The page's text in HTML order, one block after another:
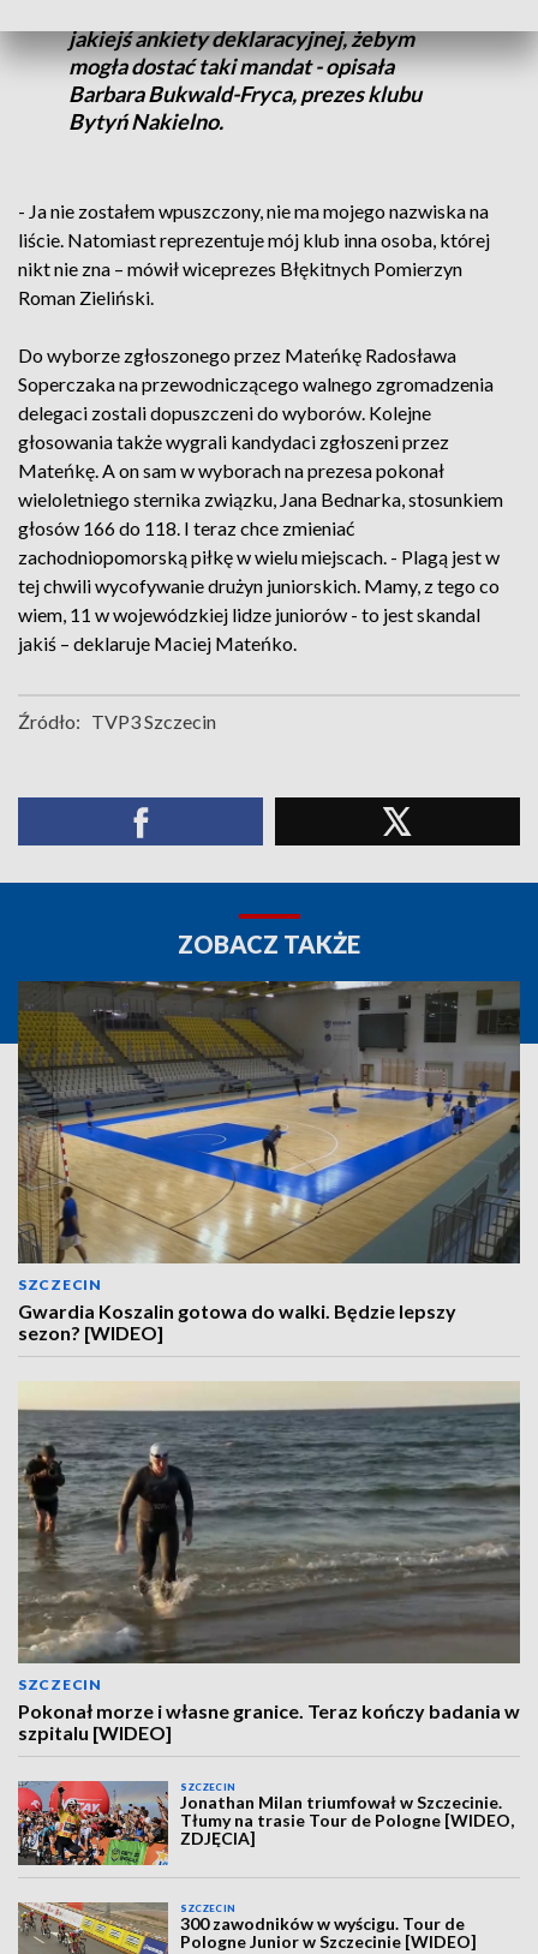
jakiejś ankiety deklaracyjnej, żebym
mogła dostać taki mandat - opisała
Barbara Bukwald-Fryca, prezes klubu
Bytyń Nakielno.
- Ja nie zostałem wpuszczony, nie ma mojego nazwiska na
liście. Natomiast reprezentuje mój klub inna osoba, której
nikt nie zna – mówił wiceprezes Błękitnych Pomierzyn
Roman Zieliński.
Do wyborze zgłoszonego przez Mateńkę Radosława
Soperczaka na przewodniczącego walnego zgromadzenia
delegaci zostali dopuszczeni do wyborów. Kolejne
głosowania także wygrali kandydaci zgłoszeni przez
Mateńkę. A on sam w wyborach na prezesa pokonał
wieloletniego sternika związku, Jana Bednarka, stosunkiem
głosów 166 do 118. I teraz chce zmieniać
zachodniopomorską piłkę w wielu miejscach. - Plagą jest w
tej chwili wycofywanie drużyn juniorskich. Mamy, z tego co
wiem, 11 w wojewódzkiej lidze juniorów - to jest skandal
jakiś – deklaruje Maciej Mateńko.
Źródło: TVP3 Szczecin
ZOBACZ TAKŻE
SZCZECIN
Gwardia Koszalin gotowa do walki. Będzie lepszy
sezon? [WIDEO]
SZCZECIN
Pokonał morze i własne granice. Teraz kończy badania w
szpitalu [WIDEO]
SZCZECIN
Jonathan Milan triumfował w Szczecinie.
Tłumy na trasie Tour de Pologne [WIDEO,
ZDJĘCIA]
SZCZECIN
300 zawodników w wyścigu. Tour de
Pologne Junior w Szczecinie [WIDEO]